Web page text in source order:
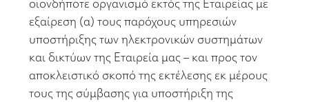
εξαίρεση (α) τους παρόχους υπηρεσιών
υποστήριξης των ηλεκτρονικών συστημάτων
και δικτύων της Εταιρεία μας – και προς τον
αποκλειστικό σκοπό της εκτέλεσης εκ μέρους
τους της σύμβασης για υποστήριξη της